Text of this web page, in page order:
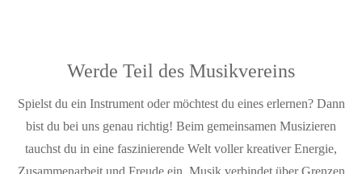
Werde Teil des Musikvereins
Spielst du ein Instrument oder möchtest du eines erlernen? Dann
bist du bei uns genau richtig! Beim gemeinsamen Musizieren
tauchst du in eine faszinierende Welt voller kreativer Energie,
Zusammenarbeit und Freude ein. Musik verbindet über Grenzen